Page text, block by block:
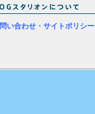
問い合わせ・サイトポリシー